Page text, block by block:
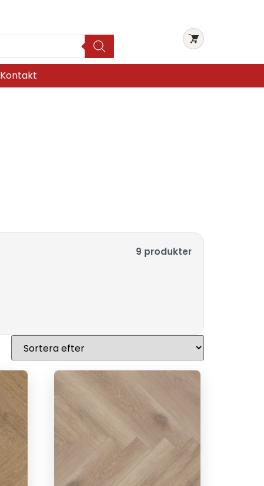
Kontakt
9 produkter